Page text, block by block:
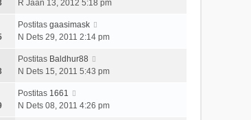
R Jaan 13, 2012 5:18 pm
Postitas gaasimask
N Dets 29, 2011 2:14 pm
Postitas Baldhur88
N Dets 15, 2011 5:43 pm
Postitas 1661
N Dets 08, 2011 4:26 pm